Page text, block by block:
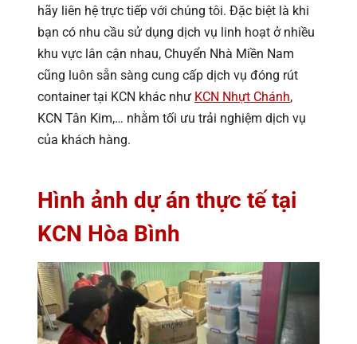
hãy liên hệ trực tiếp với chúng tôi. Đặc biệt là khi
bạn có nhu cầu sử dụng dịch vụ linh hoạt ở nhiều
khu vực lân cận nhau, Chuyển Nhà Miền Nam
cũng luôn sẵn sàng cung cấp dịch vụ đóng rút
container tại KCN khác như KCN Nhựt Chánh,
KCN Tân Kim,… nhằm tối ưu trải nghiệm dịch vụ
của khách hàng.
Hình ảnh dự án thực tế tại
KCN Hòa Bình